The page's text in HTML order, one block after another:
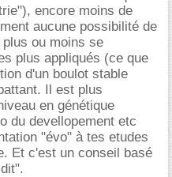
encore moins de
aucune possibilité de
ou moins se
plus appliqués (ce que
d'un boulot stable
Il est plus
en génétique
du devellopement etc
"évo" à tes etudes
Et c'est un conseil basé